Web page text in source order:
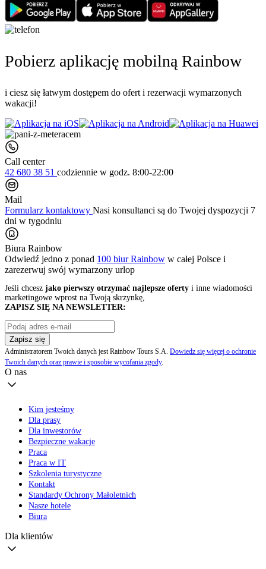
Pobierz aplikację mobilną Rainbow
i ciesz się łatwym dostępem do ofert i rezerwacji wymarzonych
wakacji!
Call center
42 680 38 51 codziennie w godz. 8:00-22:00
Mail
Formularz kontaktowy Nasi konsultanci są do Twojej dyspozycji 7
dni w tygodniu
Biura Rainbow
Odwiedź jedno z ponad 100 biur Rainbow w całej Polsce i
zarezerwuj swój wymarzony urlop
Jeśli chcesz jako pierwszy otrzymać najlepsze oferty i inne wiadomości
marketingowe wprost na Twoją skrzynkę,
ZAPISZ SIĘ NA NEWSLETTER:
Zapisz się
Administratorem Twoich danych jest Rainbow Tours S.A. Dowiedz się więcej o ochronie
Twoich danych oraz prawie i sposobie wycofania zgody.
O nas
Kim jesteśmy
Dla prasy
Dla inwestorów
Bezpieczne wakacje
Praca
Praca w IT
Szkolenia turystyczne
Kontakt
Standardy Ochrony Małoletnich
Nasze hotele
Biura
Dla klientów